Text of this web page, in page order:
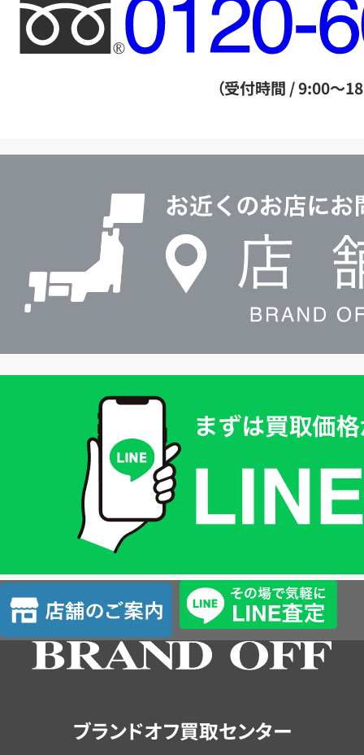
フ
リ
ー
ル
（受付時間 / 9:00～
査
定
店
舗
の
ブランドオフ買取センター